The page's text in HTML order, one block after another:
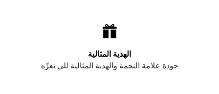
الهدية المثالية
جودة علامة النجمة والهدية المثالية للي تعزّه